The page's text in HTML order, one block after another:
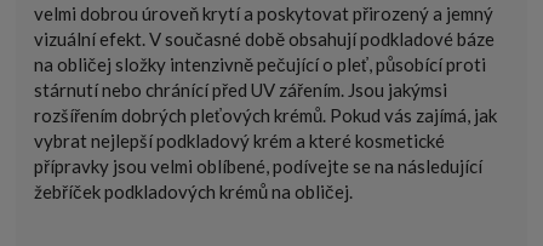
velmi dobrou úroveň krytí a poskytovat přirozený a jemný
vizuální efekt. V současné době obsahují podkladové báze
na obličej složky intenzivně pečující o pleť, působící proti
stárnutí nebo chránící před UV zářením. Jsou jakýmsi
rozšířením dobrých pleťových krémů. Pokud vás zajímá, jak
vybrat nejlepší podkladový krém a které kosmetické
přípravky jsou velmi oblíbené, podívejte se na následující
žebříček podkladových krémů na obličej.